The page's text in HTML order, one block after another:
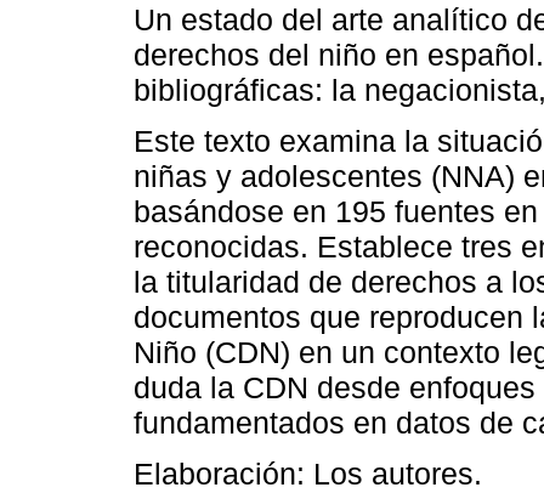
Un estado del arte analítico
derechos del niño en
bibliográficas: la
Este texto examina la
niñas y adolescentes (NNA)
basándose en 195 fuentes
reconocidas. Establece tres
la titularidad de derechos a
documentos que reproducen
Niño (CDN) en un contexto
duda la CDN desde
fundamentados en datos de
Elaboración: Los autores.